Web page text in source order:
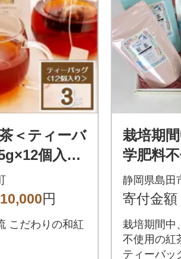
＜ティーバ
個入り
10,000円
こだわりの和紅
栽培期
学肥料
ぴった
ット【
静岡県島田
寄付金額
栽培期間中
不使用の紅
ティーバッ